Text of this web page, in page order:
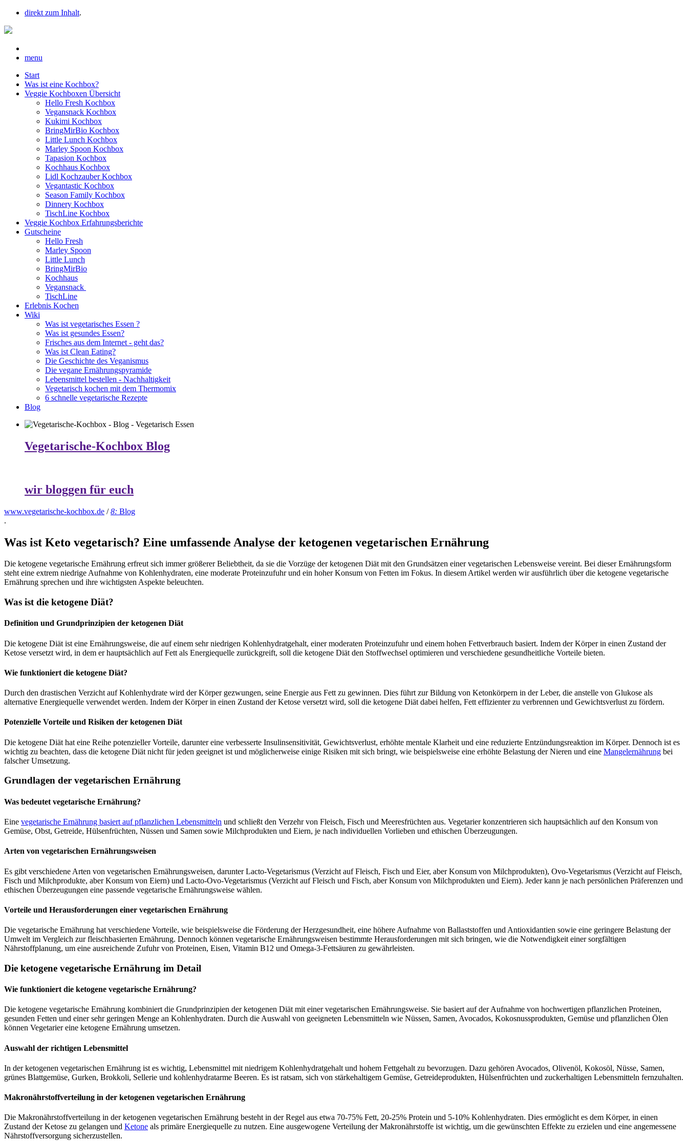
direkt zum Inhalt.
menu
Start
Was ist eine Kochbox?
Veggie Kochboxen Übersicht
Hello Fresh Kochbox
Vegansnack Kochbox
Kukimi Kochbox
BringMirBio Kochbox
Little Lunch Kochbox
Marley Spoon Kochbox
Tapasion Kochbox
Kochhaus Kochbox
Lidl Kochzauber Kochbox
Vegantastic Kochbox
Season Family Kochbox
Dinnery Kochbox
TischLine Kochbox
Veggie Kochbox Erfahrungsberichte
Gutscheine
Hello Fresh
Marley Spoon
Little Lunch
BringMirBio
Kochhaus
Vegansnack
TischLine
Erlebnis Kochen
Wiki
Was ist vegetarisches Essen ?
Was ist gesundes Essen?
Frisches aus dem Internet - geht das?
Was ist Clean Eating?
Die Geschichte des Veganismus
Die vegane Ernährungspyramide
Lebensmittel bestellen - Nachhaltigkeit
Vegetarisch kochen mit dem Thermomix
6 schnelle vegetarische Rezepte
Blog
Vegetarische-Kochbox Blog
wir bloggen für euch
www.vegetarische-kochbox.de /8: Blog
.
Was ist Keto vegetarisch? Eine umfassende Analyse der ketogenen vegetarischen Ernährung
Die ketogene vegetarische Ernährung erfreut sich immer größerer Beliebtheit, da sie die Vorzüge der ketogenen Diät mit den Grundsätzen einer vegetarischen Lebensweise vereint. Bei dieser Ernährungsform
steht eine extrem niedrige Aufnahme von Kohlenhydraten, eine moderate Proteinzufuhr und ein hoher Konsum von Fetten im Fokus. In diesem Artikel werden wir ausführlich über die ketogene vegetarische
Ernährung sprechen und ihre wichtigsten Aspekte beleuchten.
Was ist die ketogene Diät?
Definition und Grundprinzipien der ketogenen Diät
Die ketogene Diät ist eine Ernährungsweise, die auf einem sehr niedrigen Kohlenhydratgehalt, einer moderaten Proteinzufuhr und einem hohen Fettverbrauch basiert. Indem der Körper in einen Zustand der
Ketose versetzt wird, in dem er hauptsächlich auf Fett als Energiequelle zurückgreift, soll die ketogene Diät den Stoffwechsel optimieren und verschiedene gesundheitliche Vorteile bieten.
Wie funktioniert die ketogene Diät?
Durch den drastischen Verzicht auf Kohlenhydrate wird der Körper gezwungen, seine Energie aus Fett zu gewinnen. Dies führt zur Bildung von Ketonkörpern in der Leber, die anstelle von Glukose als
alternative Energiequelle verwendet werden. Indem der Körper in einen Zustand der Ketose versetzt wird, soll die ketogene Diät dabei helfen, Fett effizienter zu verbrennen und Gewichtsverlust zu fördern.
Potenzielle Vorteile und Risiken der ketogenen Diät
Die ketogene Diät hat eine Reihe potenzieller Vorteile, darunter eine verbesserte Insulinsensitivität, Gewichtsverlust, erhöhte mentale Klarheit und eine reduzierte Entzündungsreaktion im Körper. Dennoch ist es
wichtig zu beachten, dass die ketogene Diät nicht für jeden geeignet ist und möglicherweise einige Risiken mit sich bringt, wie beispielsweise eine erhöhte Belastung der Nieren und eine Mangelernährung bei
falscher Umsetzung.
Grundlagen der vegetarischen Ernährung
Was bedeutet vegetarische Ernährung?
Eine vegetarische Ernährung basiert auf pflanzlichen Lebensmitteln und schließt den Verzehr von Fleisch, Fisch und Meeresfrüchten aus. Vegetarier konzentrieren sich hauptsächlich auf den Konsum von
Gemüse, Obst, Getreide, Hülsenfrüchten, Nüssen und Samen sowie Milchprodukten und Eiern, je nach individuellen Vorlieben und ethischen Überzeugungen.
Arten von vegetarischen Ernährungsweisen
Es gibt verschiedene Arten von vegetarischen Ernährungsweisen, darunter Lacto-Vegetarismus (Verzicht auf Fleisch, Fisch und Eier, aber Konsum von Milchprodukten), Ovo-Vegetarismus (Verzicht auf Fleisch,
Fisch und Milchprodukte, aber Konsum von Eiern) und Lacto-Ovo-Vegetarismus (Verzicht auf Fleisch und Fisch, aber Konsum von Milchprodukten und Eiern). Jeder kann je nach persönlichen Präferenzen und
ethischen Überzeugungen eine passende vegetarische Ernährungsweise wählen.
Vorteile und Herausforderungen einer vegetarischen Ernährung
Die vegetarische Ernährung hat verschiedene Vorteile, wie beispielsweise die Förderung der Herzgesundheit, eine höhere Aufnahme von Ballaststoffen und Antioxidantien sowie eine geringere Belastung der
Umwelt im Vergleich zur fleischbasierten Ernährung. Dennoch können vegetarische Ernährungsweisen bestimmte Herausforderungen mit sich bringen, wie die Notwendigkeit einer sorgfältigen
Nährstoffplanung, um eine ausreichende Zufuhr von Proteinen, Eisen, Vitamin B12 und Omega-3-Fettsäuren zu gewährleisten.
Die ketogene vegetarische Ernährung im Detail
Wie funktioniert die ketogene vegetarische Ernährung?
Die ketogene vegetarische Ernährung kombiniert die Grundprinzipien der ketogenen Diät mit einer vegetarischen Ernährungsweise. Sie basiert auf der Aufnahme von hochwertigen pflanzlichen Proteinen,
gesunden Fetten und einer sehr geringen Menge an Kohlenhydraten. Durch die Auswahl von geeigneten Lebensmitteln wie Nüssen, Samen, Avocados, Kokosnussprodukten, Gemüse und pflanzlichen Ölen
können Vegetarier eine ketogene Ernährung umsetzen.
Auswahl der richtigen Lebensmittel
In der ketogenen vegetarischen Ernährung ist es wichtig, Lebensmittel mit niedrigem Kohlenhydratgehalt und hohem Fettgehalt zu bevorzugen. Dazu gehören Avocados, Olivenöl, Kokosöl, Nüsse, Samen,
grünes Blattgemüse, Gurken, Brokkoli, Sellerie und kohlenhydratarme Beeren. Es ist ratsam, sich von stärkehaltigem Gemüse, Getreideprodukten, Hülsenfrüchten und zuckerhaltigen Lebensmitteln fernzuhalten.
Makronährstoffverteilung in der ketogenen vegetarischen Ernährung
Die Makronährstoffverteilung in der ketogenen vegetarischen Ernährung besteht in der Regel aus etwa 70-75% Fett, 20-25% Protein und 5-10% Kohlenhydraten. Dies ermöglicht es dem Körper, in einen
Zustand der Ketose zu gelangen und Ketone als primäre Energiequelle zu nutzen. Eine ausgewogene Verteilung der Makronährstoffe ist wichtig, um die gewünschten Effekte zu erzielen und eine angemessene
Nährstoffversorgung sicherzustellen.